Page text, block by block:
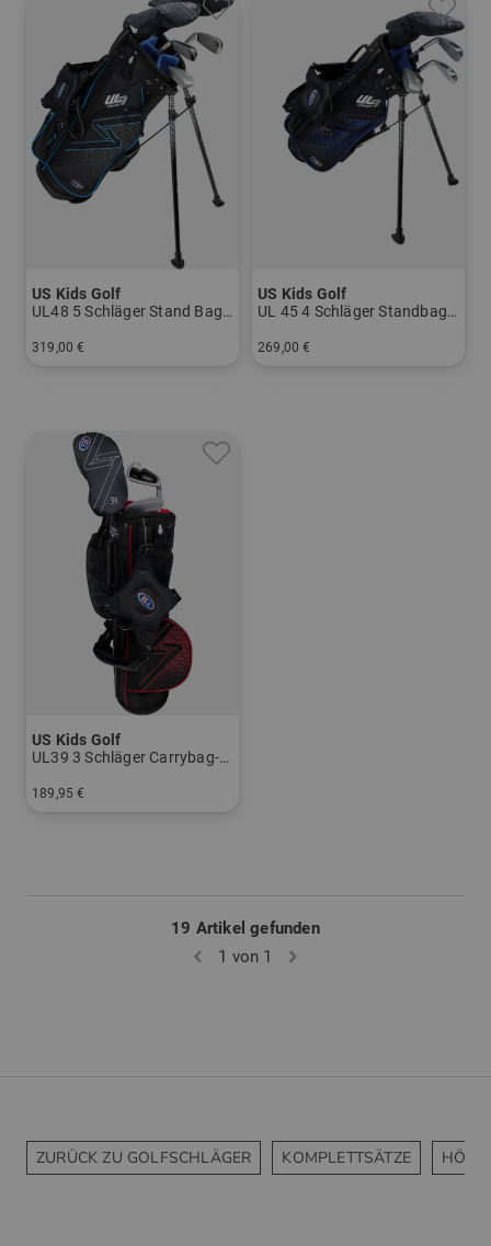
US Kids Golf
UL48 5 Schläger Stand Bag Set
319,00 €
US Kids Golf
UL 45 4 Schläger Standbag-Set
269,00 €
US Kids Golf
UL39 3 Schläger Carrybag-Set
189,95 €
19 Artikel gefunden
1 von 1
ZURÜCK ZU GOLFSCHLÄGER KOMPLETTSÄTZE